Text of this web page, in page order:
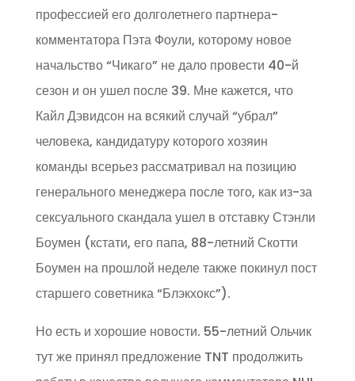
профессией его долголетнего партнера-
комментатора Пэта Фоули, которому новое
начальство “Чикаго” не дало провести 40-й
сезон и он ушел после 39. Мне кажется, что
Кайл Дэвидсон на всякий случай “убрал”
человека, кандидатуру которого хозяин
команды всерьез рассматривал на позицию
генерального менеджера после того, как из-за
сексуального скандала ушел в отставку Стэнли
Боумен (кстати, его папа, 88-летний Скотти
Боумен на прошлой неделе также покинул пост
старшего советника “Блэкхокс”).
Но есть и хорошие новости. 55-летний Ольчик
тут же принял предложение TNT продолжить